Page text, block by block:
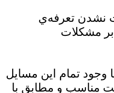
نشدن تعرفه‌ي
مشكلات
وجود تمام اين مسايل
مناسب و مطابق با